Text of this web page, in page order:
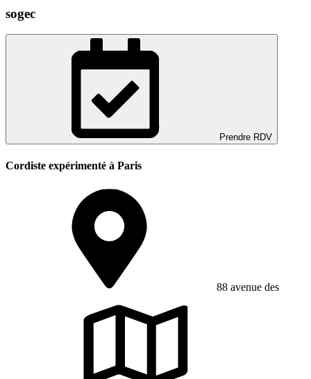
sogec
Prendre RDV
Cordiste expérimenté à Paris
88 avenue des